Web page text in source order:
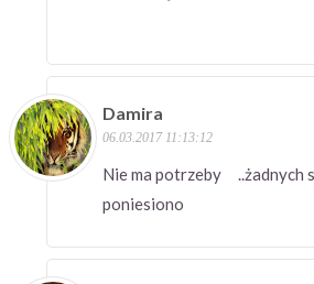
Damira
06.03.2017 11:13:12
Nie ma potrzeby ..żadnych
poniesiono